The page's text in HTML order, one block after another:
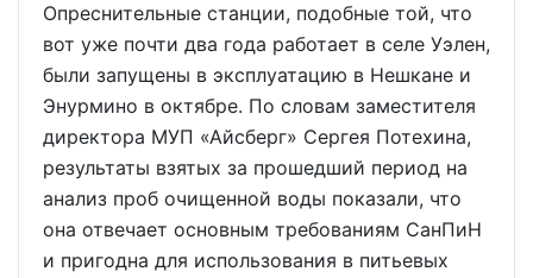
Опреснительные станции, подобные той, что
вот уже почти два года работает в селе Уэлен,
были запущены в эксплуатацию в Нешкане и
Энурмино в октябре. По словам заместителя
директора МУП «Айсберг» Сергея Потехина,
результаты взятых за прошедший период на
анализ проб очищенной воды показали, что
она отвечает основным требованиям СанПиН
и пригодна для использования в питьевых